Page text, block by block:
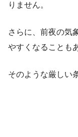
りません。
さらに、前夜の気
やすくなることも
そのような厳しい